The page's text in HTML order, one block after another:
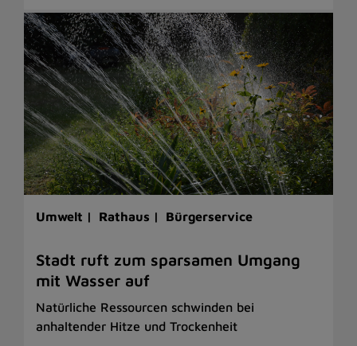
Umwelt | Rathaus | Bürgerservice
Stadt ruft zum sparsamen Umgang
mit Wasser auf
Natürliche Ressourcen schwinden bei
anhaltender Hitze und Trockenheit